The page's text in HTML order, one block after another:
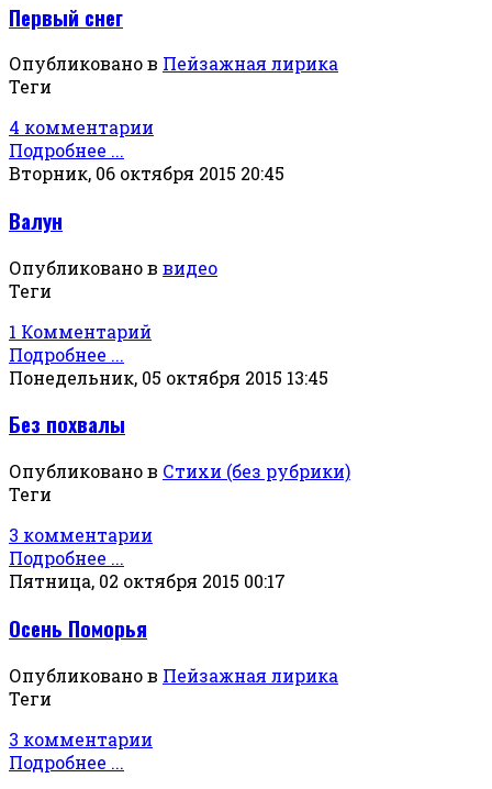
Первый снег
Опубликовано в Пейзажная лирика
Теги
4 комментарии
Подробнее ...
Вторник, 06 октября 2015 20:45
Валун
Опубликовано в видео
Теги
1 Комментарий
Подробнее ...
Понедельник, 05 октября 2015 13:45
Без похвалы
Опубликовано в Стихи (без рубрики)
Теги
3 комментарии
Подробнее ...
Пятница, 02 октября 2015 00:17
Осень Поморья
Опубликовано в Пейзажная лирика
Теги
3 комментарии
Подробнее ...